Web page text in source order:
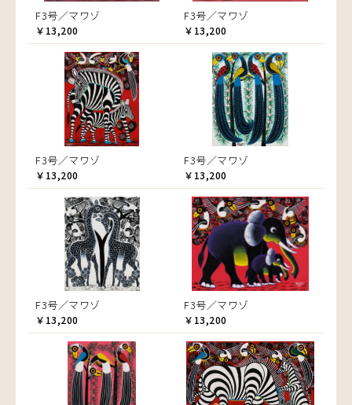
F3号／マワゾ
￥13,200
F3号／マワゾ
￥13,200
F3号／マワゾ
￥13,200
F3号／マワゾ
￥13,200
F3号／マワゾ
￥13,200
F3号／マワゾ
￥13,200